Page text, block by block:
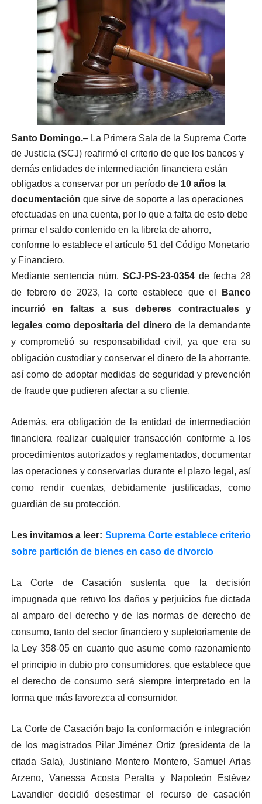
Santo Domingo.– La Primera Sala de la Suprema Corte
de Justicia (SCJ) reafirmó el criterio de que los bancos y
demás entidades de intermediación financiera están
obligados a conservar por un período de10 años la
documentación que sirve de soporte a las operaciones
efectuadas en una cuenta, por lo que a falta de esto debe
primar el saldo contenido en la libreta de ahorro,
conforme lo establece el artículo 51 del Código Monetario
y Financiero.
Mediante sentencia núm. SCJ-PS-23-0354 de fecha 28
de febrero de 2023, la corte establece que el
Banco
incurrió en faltas a sus deberes contractuales y
legales como depositaria del dinerode la demandante
y comprometió su responsabilidad civil, ya que era su
obligación custodiar y conservar el dinero de la ahorrante,
así como de adoptar medidas de seguridad y prevención
de fraude que pudieren afectar a su cliente.
Además, era obligación de la entidad de intermediación
financiera realizar cualquier transacción conforme a los
procedimientos autorizados y reglamentados, documentar
las operaciones y conservarlas durante el plazo legal, así
como rendir cuentas, debidamente justificadas, como
guardián de su protección.
Les invitamos a leer: Suprema Corte establece criterio
sobre partición de bienes en caso de divorcio
La Corte de Casación sustenta que la decisión
impugnada que retuvo los daños y perjuicios fue dictada
al amparo del derecho y de las normas de derecho de
consumo, tanto del sector financiero y supletoriamente de
la Ley 358-05 en cuanto que asume como razonamiento
el principio in dubio pro consumidores, que establece que
el derecho de consumo será siempre interpretado en la
forma que más favorezca al consumidor.
La Corte de Casación bajo la conformación e integración
de los magistrados Pilar Jiménez Ortiz (presidenta de la
citada Sala), Justiniano Montero Montero, Samuel Arias
Arzeno, Vanessa Acosta Peralta y Napoleón Estévez
Lavandier decidió desestimar el recurso de casación